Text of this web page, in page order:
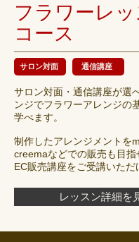
フラワーレ
コース
サロン対面 通信講座
サロン対面・通信講座が選
ンジでフラワーアレンジの
学べます。
制作したアレンジメントを
creemaなどでの販売も目指
EC販売講座をご受講いただ
レッスン詳細を